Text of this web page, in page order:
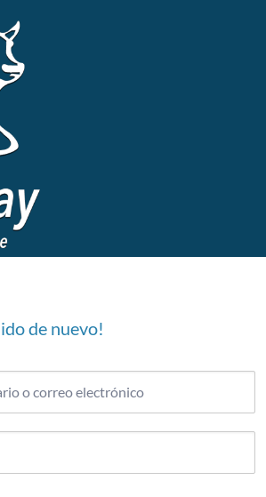
de nuevo!